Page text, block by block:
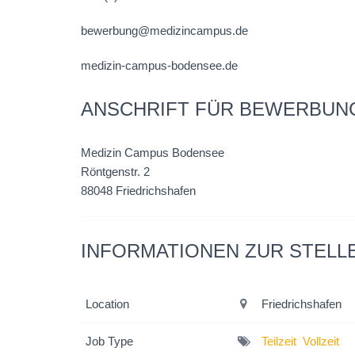
bewerbung@medizincampus.de
medizin-campus-bodensee.de
ANSCHRIFT FÜR
Medizin Campus Bodensee
Röntgenstr. 2
88048 Friedrichshafen
INFORMATIONEN ZUR
Location Friedrichshafen
Job Type Teilzeit Vollzeit